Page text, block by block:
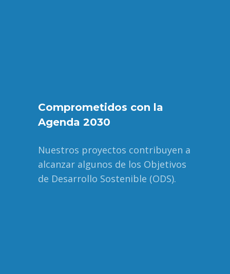
Comprometidos con la
Agenda 2030
Nuestros proyectos contribuyen a
alcanzar algunos de los Objetivos
de Desarrollo Sostenible (ODS).